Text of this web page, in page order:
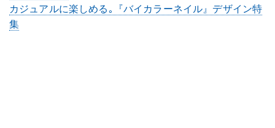
カジュアルに楽しめる｡『バイカラーネイル』デザイン特
集